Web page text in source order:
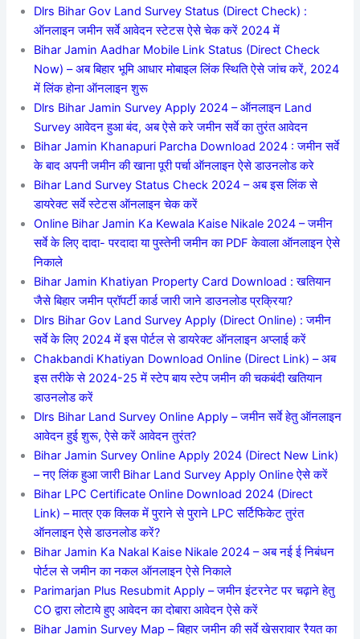
Dlrs Bihar Gov Land Survey Status (Direct Check) :
ऑनलाइन जमीन सर्वे आवेदन स्टेटस ऐसे चेक करें 2024 में
Bihar Jamin Aadhar Mobile Link Status (Direct Check
Now) – अब बिहार भूमि आधार मोबाइल लिंक स्थिति ऐसे जांच करें, 2024
में लिंक होना ऑनलाइन शुरू
Dlrs Bihar Jamin Survey Apply 2024 – ऑनलाइन Land
Survey आवेदन हुआ बंद, अब ऐसे करे जमीन सर्वे का तुरंत आवेदन
Bihar Jamin Khanapuri Parcha Download 2024 : जमीन सर्वे
के बाद अपनी जमीन की खाना पूरी पर्चा ऑनलाइन ऐसे डाउनलोड करे
Bihar Land Survey Status Check 2024 – अब इस लिंक से
डायरेक्ट सर्वे स्टेटस ऑनलाइन चेक करें
Online Bihar Jamin Ka Kewala Kaise Nikale 2024 – जमीन
सर्वे के लिए दादा- परदादा या पुस्तेनी जमीन का PDF केवाला ऑनलाइन ऐसे
निकाले
Bihar Jamin Khatiyan Property Card Download : खतियान
जैसे बिहार जमीन प्रॉपर्टी कार्ड जारी जाने डाउनलोड प्रक्रिया?
Dlrs Bihar Gov Land Survey Apply (Direct Online) : जमीन
सर्वे के लिए 2024 में इस पोर्टल से डायरेक्ट ऑनलाइन अप्लाई करें
Chakbandi Khatiyan Download Online (Direct Link) – अब
इस तरीके से 2024-25 में स्टेप बाय स्टेप जमीन की चकबंदी खतियान
डाउनलोड करें
Dlrs Bihar Land Survey Online Apply – जमीन सर्वे हेतु ऑनलाइन
आवेदन हुई शुरू, ऐसे करें आवेदन तुरंत?
Bihar Jamin Survey Online Apply 2024 (Direct New Link)
– नए लिंक हुआ जारी Bihar Land Survey Apply Online ऐसे करें
Bihar LPC Certificate Online Download 2024 (Direct
Link) – मात्र एक क्लिक में पुराने से पुराने LPC सर्टिफिकेट तुरंत
ऑनलाइन ऐसे डाउनलोड करें?
Bihar Jamin Ka Nakal Kaise Nikale 2024 – अब नई ई निबंधन
पोर्टल से जमीन का नकल ऑनलाइन ऐसे निकाले
Parimarjan Plus Resubmit Apply – जमीन इंटरनेट पर चढ़ाने हेतु
CO द्वारा लोटाये हुए आवेदन का दोबारा आवेदन ऐसे करें
Bihar Jamin Survey Map – बिहार जमीन की सर्वे खेसरावार रैयत का